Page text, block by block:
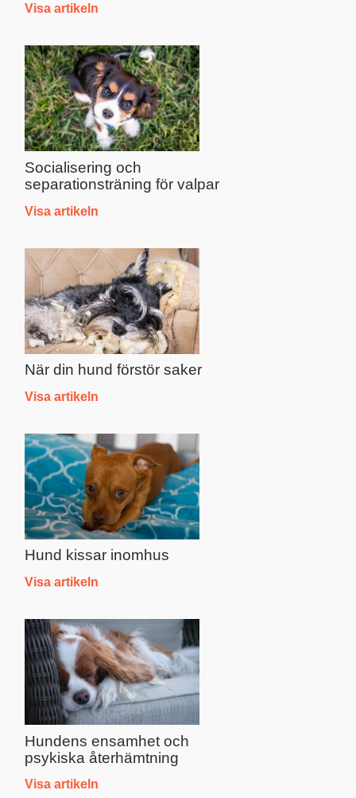
Visa artikeln
Socialisering och
separationsträning för valpar
Visa artikeln
När din hund förstör saker
Visa artikeln
Hund kissar inomhus
Visa artikeln
Hundens ensamhet och
psykiska återhämtning
Visa artikeln